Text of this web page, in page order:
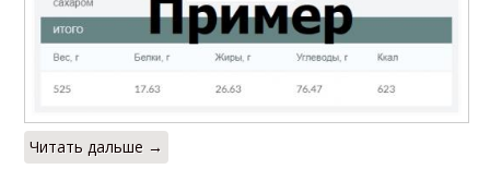
Читать дальше →